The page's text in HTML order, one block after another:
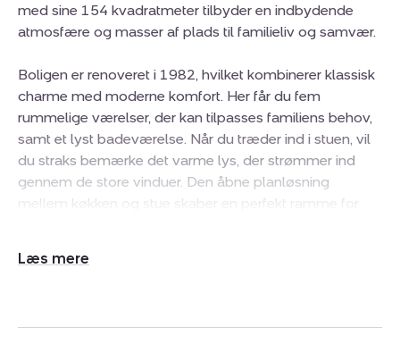
med sine 154 kvadratmeter tilbyder en indbydende
atmosfære og masser af plads til familieliv og samvær.
Boligen er renoveret i 1982, hvilket kombinerer klassisk
charme med moderne komfort. Her får du fem
rummelige værelser, der kan tilpasses familiens behov,
samt et lyst badeværelse. Når du træder ind i stuen, vil
du straks bemærke det varme lys, der strømmer ind
gennem de store vinduer. Den åbne planløsning
mellem køkken og stue skaber en perfekt ramme for
opbevaringsmuligheder, hvilket gør madlavningen til en
Udenfor venter en dejlig terrasse, der er ideel til